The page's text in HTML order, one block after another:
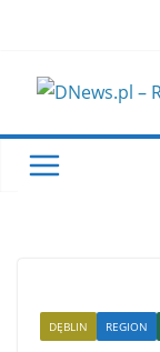
content
DĘBLIN REGION